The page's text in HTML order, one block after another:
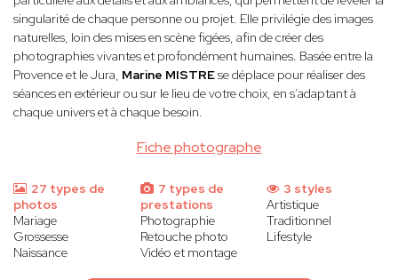
Fiche photographe
singularité de chaque personne ou projet. Elle privilégie des images
naturelles, loin des mises en scène figées, afin de créer des
photographies vivantes et profondément humaines. Basée entre la
Provence et le Jura, Marine MISTREse déplace pour réaliser des
séances en extérieur ou sur le lieu de votre choix, en s’adaptant à
chaque univers et à chaque besoin.
27 types de
photos
Mariage
Grossesse
Naissance
7 types de
prestations
Photographie
Retouche photo
Vidéo et montage
3 styles
Artistique
Traditionnel
Lifestyle